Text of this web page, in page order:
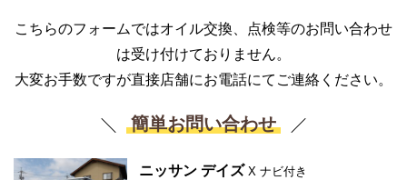
こちらのフォームではオイル交換、点検等のお問い合わせ
は受け付けておりません。
大変お手数ですが直接店舗にお電話にてご連絡ください。
簡単お問い合わせ
ニッサン デイズ X ナビ付き